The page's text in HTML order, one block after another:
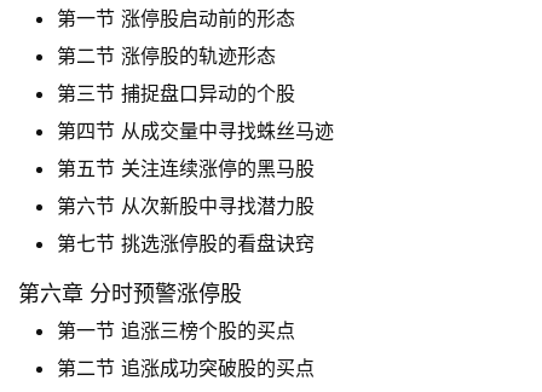
主
题
精
财
经
航
第一节 涨停股启动前的形态
第二节 涨停股的轨迹形态
第三节 捕捉盘口异动的个股
第四节 从成交量中寻找蛛丝马迹
第五节 关注连续涨停的黑马股
第六节 从次新股中寻找潜力股
第七节 挑选涨停股的看盘诀窍
第六章 分时预警涨停股
第一节 追涨三榜个股的买点
第二节 追涨成功突破股的买点